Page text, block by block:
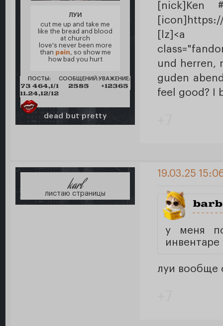
ЛУИ
cut me up and take me
like the bread and blood
at church
love's never been more
than pain, so show me
how bad you hurt
ПОСТЫ:
73 464,1/1
11.24,12/12
СООБЩЕНИЙ:
2585
УВАЖЕНИЕ:
+12365
dead but pretty
[nick]Ken
[lz]<a
und herren,
guden
feel good? I
karl
листаю страницы
19.03.25
у меня
инвентаре
луи вообще